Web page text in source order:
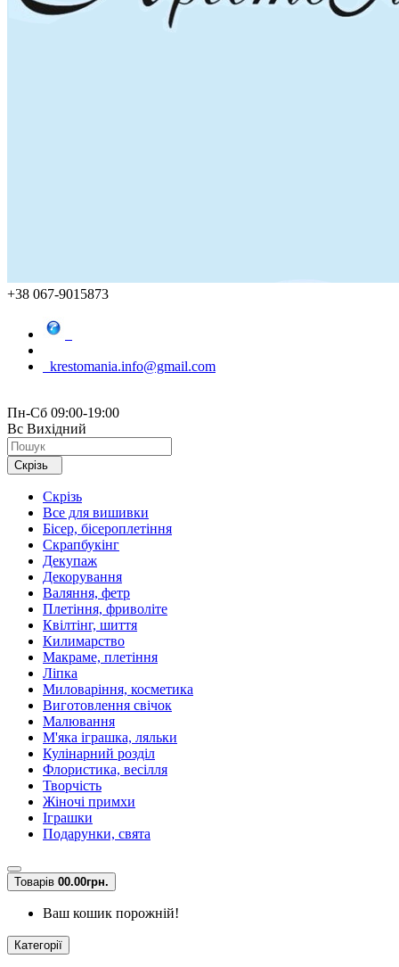
+38 067-9015873
krestomania.info@gmail.com
Пн-Сб 09:00-19:00
Вс Вихідний
Скрізь
Скрізь
Все для вишивки
Бісер, бісероплетіння
Скрапбукінг
Декупаж
Декорування
Валяння, фетр
Плетіння, фриволіте
Квілтінг, шиття
Килимарство
Макраме, плетіння
Ліпка
Миловаріння, косметика
Виготовлення свічок
Малювання
М'яка іграшка, ляльки
Кулінарний розділ
Флористика, весілля
Творчість
Жіночі примхи
Іграшки
Подарунки, свята
Товарів 00.00грн.
Ваш кошик порожній!
Категорії